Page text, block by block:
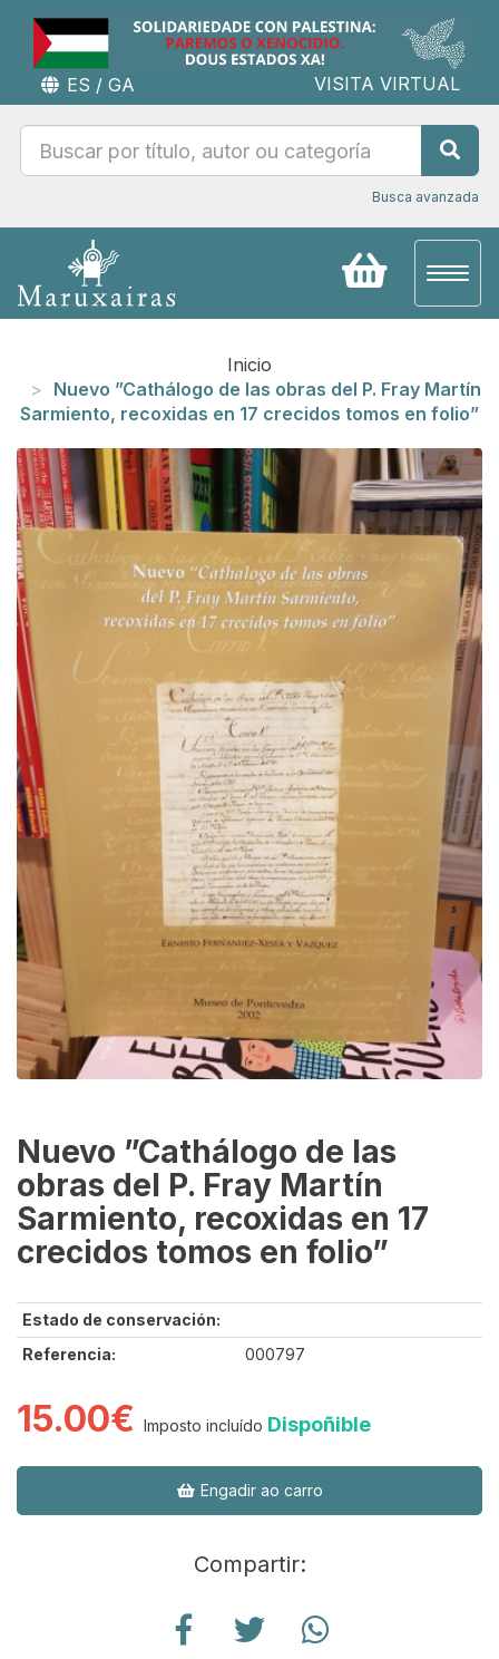
ES / GA VISITA VIRTUAL
Busca avanzada
Inicio
Nuevo ”Cathálogo de las obras del P. Fray Martín
Sarmiento, recoxidas en 17 crecidos tomos en folio”
Nuevo ”Cathálogo de las
obras del P. Fray Martín
Sarmiento, recoxidas en 17
crecidos tomos en folio”
Estado de conservación:
Referencia:
000797
15.00€ Imposto incluído Dispoñible
Engadir ao carro
Compartir: